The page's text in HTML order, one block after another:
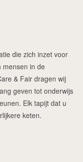
die zich inzet voor
mensen in de
& Fair dragen wij
geven tot onderwijs
Elk tapijt dat u
keten.